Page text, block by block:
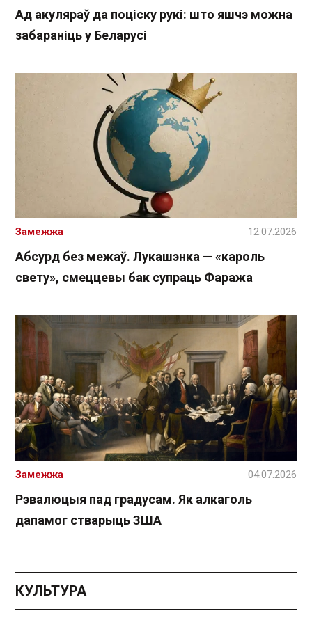
Ад акуляраў да поціску рукі: што яшчэ можна
забараніць у Беларусі
Абсурд без межаў. Лукашэнка — «кароль
свету», смеццевы бак супраць Фаража
Замежжа 12.07.2026
Рэвалюцыя пад градусам. Як алкаголь
дапамог стварыць ЗША
Замежжа 04.07.2026
КУЛЬТУРА